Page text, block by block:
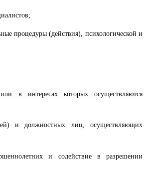
процедуры (действия), психологической и
в интересах которых осуществляются
и должностных лиц, осуществляющих
и содействие в разрешении